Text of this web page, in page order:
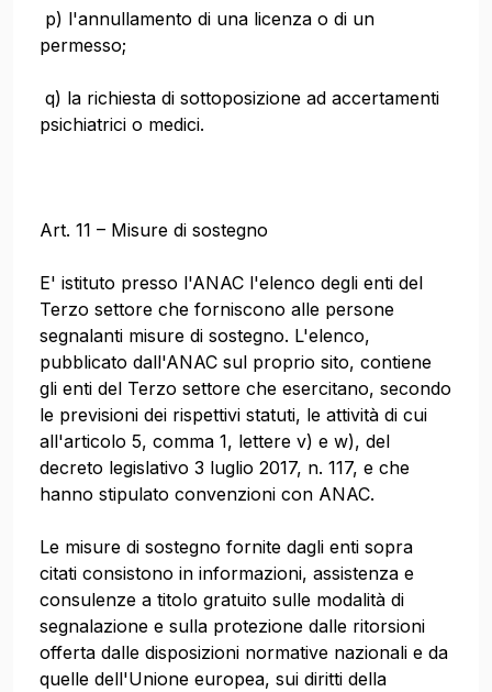
p) l'annullamento di una licenza o di un
permesso;
q) la richiesta di sottoposizione ad accertamenti
psichiatrici o medici.
Art. 11 – Misure di sostegno
E' istituto presso l'ANAC l'elenco degli enti del
Terzo settore che forniscono alle persone
segnalanti misure di sostegno. L'elenco,
pubblicato dall'ANAC sul proprio sito, contiene
gli enti del Terzo settore che esercitano, secondo
le previsioni dei rispettivi statuti, le attività di cui
all'articolo 5, comma 1, lettere v) e w), del
decreto legislativo 3 luglio 2017, n. 117, e che
hanno stipulato convenzioni con ANAC.
Le misure di sostegno fornite dagli enti sopra
citati consistono in informazioni, assistenza e
consulenze a titolo gratuito sulle modalità di
segnalazione e sulla protezione dalle ritorsioni
offerta dalle disposizioni normative nazionali e da
quelle dell'Unione europea, sui diritti della